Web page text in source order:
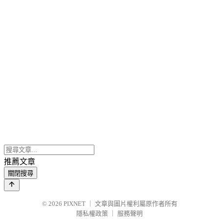
推薦文章
關閉搜尋
© 2026 PIXNET
文章與圖片權利屬原作者所有
隱私權政策
服務聲明